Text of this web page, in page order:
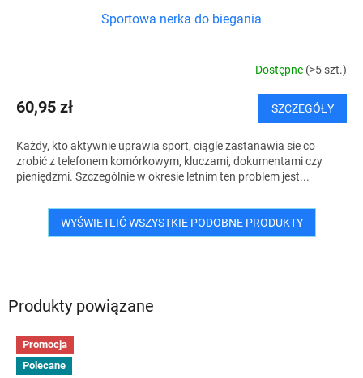
Produkty powiązane
Promocja
Polecane
Sportowa nerka do biegania
Dostępne (>5 szt.)
60,95 zł SZCZEGÓŁY
Każdy, kto aktywnie uprawia sport, ciągle zastanawia sie co
zrobić z telefonem komórkowym, kluczami, dokumentami czy
pieniędzmi. Szczególnie w okresie letnim ten problem jest...
WYŚWIETLIĆ WSZYSTKIE PODOBNE PRODUKTY